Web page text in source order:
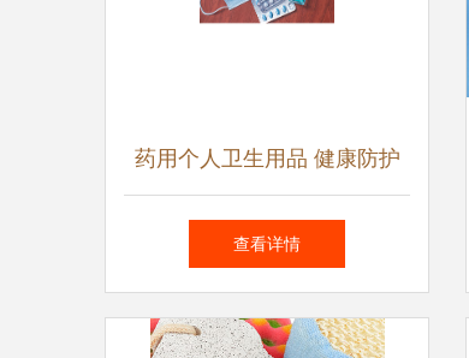
药用个人卫生用品 健康防护
的精细前沿
查看详情